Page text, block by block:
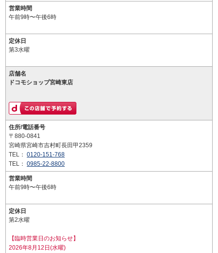
営業時間
午前9時〜午後6時
定休日
第3水曜
店舗名
ドコモショップ宮崎東店
住所/電話番号
〒880-0841
宮崎県宮崎市吉村町長田甲2359
TEL： 0120-151-768
TEL： 0985-22-8800
営業時間
午前9時〜午後6時
定休日
第2水曜
【臨時営業日のお知らせ】
2026年8月12日(水曜)